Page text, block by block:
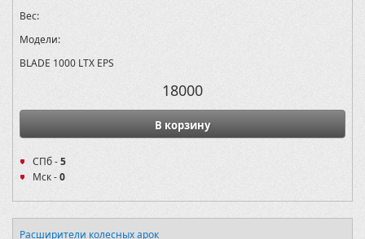
Вес:
Модели:
BLADE 1000 LTX EPS
18000
В корзину
СПб -5
Мск -0
Расширители колесных арок